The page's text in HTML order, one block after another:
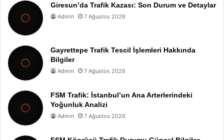
Giresun’da Trafik Kazası: Son Durum ve Detaylar
Admin 7 Ağustos 2026
Gayrettepe Trafik Tescil İşlemleri Hakkında
Bilgiler
Admin 7 Ağustos 2026
FSM Trafik: İstanbul’un Ana Arterlerindeki
Yoğunluk Analizi
Admin 7 Ağustos 2026